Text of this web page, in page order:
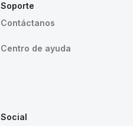
Soporte
Contáctanos
Centro de ayuda
Social